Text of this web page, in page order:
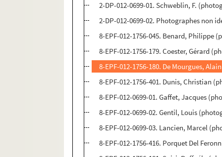
2-DP-012-0699-01. Schweblin, F.
2-DP-012-0699-02. Photographes non
8-EPF-012-1756-045. Benard, Philippe
8-EPF-012-1756-179. Coester, Gérard
8-EPF-012-1756-180. De Mourgues,
8-EPF-012-1756-401. Dunis, Christian
8-EPF-012-0699-01. Gaffet, Jacques
8-EPF-012-0699-02. Gentil, Louis
8-EPF-012-0699-03. Lancien, Marcel
8-EPF-012-1756-416. Porquet Del